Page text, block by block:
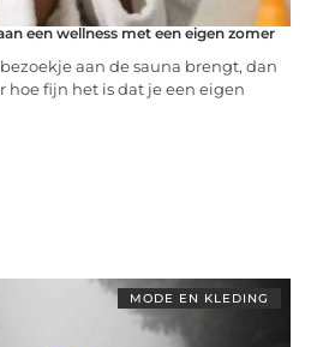
een wellness met een eigen zomer
aan de sauna brengt, dan
hoe fijn het is dat je een eigen
MODE EN KLEDING